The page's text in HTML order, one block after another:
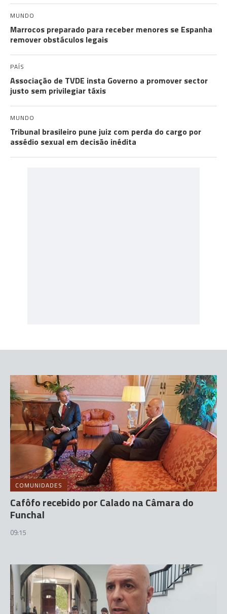
MUNDO
Marrocos preparado para receber menores se Espanha
remover obstáculos legais
PAÍS
Associação de TVDE insta Governo a promover sector
justo sem privilegiar táxis
MUNDO
Tribunal brasileiro pune juiz com perda do cargo por
assédio sexual em decisão inédita
COMUNIDADES
Cafôfo recebido por Calado na Câmara do
Funchal
09:15